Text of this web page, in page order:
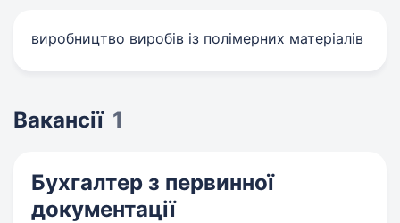
виробництво виробів із полімерних матеріалів
Вакансії 1
Бухгалтер з первинної
документації